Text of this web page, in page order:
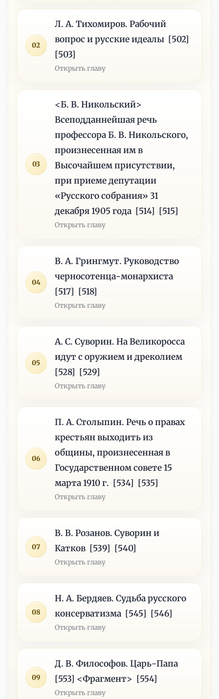
02
Л. А. Тихомиров. Рабочий
вопрос и русские идеалы [502]
[503]
Открыть главу
03
<Б. В. Никольский>
Всеподданнейшая речь
профессора Б. В. Никольского,
произнесенная им в
Высочайшем присутствии,
при приеме депутации
«Русского собрания» 31
декабря 1905 года [514] [515]
Открыть главу
04
В. А. Грингмут. Руководство
черносотенца-монархиста
[517] [518]
Открыть главу
05
А. С. Суворин. На Великоросса
идут с оружием и дреколием
[528] [529]
Открыть главу
06
П. А. Столыпин. Речь о правах
крестьян выходить из
общины, произнесенная в
Государственном совете 15
марта 1910 г. [534] [535]
Открыть главу
07
В. В. Розанов. Суворин и
Катков [539] [540]
Открыть главу
08
Н. А. Бердяев. Судьба русского
консерватизма [545] [546]
Открыть главу
09
Д. В. Философов. Царь-Папа
[553] <Фрагмент> [554]
Открыть главу